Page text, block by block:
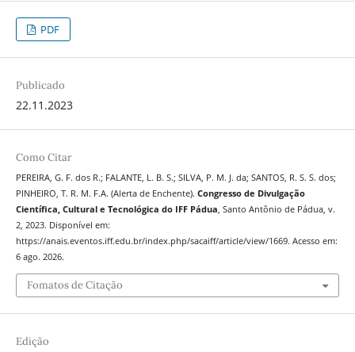
PDF
Publicado
22.11.2023
Como Citar
PEREIRA, G. F. dos R.; FALANTE, L. B. S.; SILVA, P. M. J. da; SANTOS, R. S. S. dos;
PINHEIRO, T. R. M. F.A. (Alerta de Enchente). Congresso de Divulgação
Científica, Cultural e Tecnológica do IFF Pádua, Santo Antônio de Pádua, v.
2, 2023. Disponível em:
https://anais.eventos.iff.edu.br/index.php/sacaiff/article/view/1669. Acesso em:
6 ago. 2026.
Fomatos de Citação
Edição